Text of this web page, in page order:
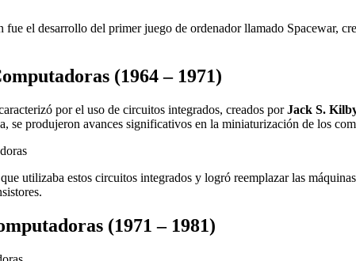
fue el desarrollo del primer juego de ordenador llamado Spacewar,
(1964 – 1971)
por el uso de circuitos integrados, creados porJack S.
se produjeron avances significativos en la miniaturización de los
utilizaba estos circuitos integrados y logró reemplazar las
(1971 – 1981)